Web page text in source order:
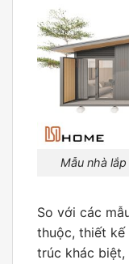
Mẫu nhà
So với các
thuộc, thiết kế
trúc khác biệt,